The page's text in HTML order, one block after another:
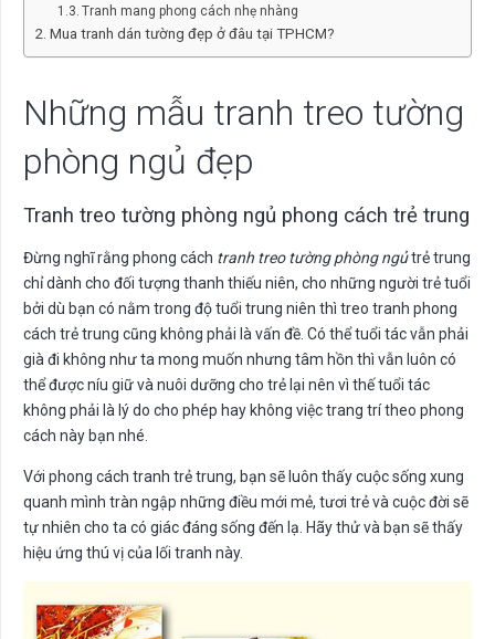
Tranh mang phong cách nhẹ nhàng
Mua tranh dán tường đẹp ở đâu tại TPHCM?
Những mẫu tranh treo tường
phòng ngủ đẹp
Tranh treo tường phòng ngủ phong cách trẻ trung
Đừng nghĩ rằng phong cách tranh treo tường phòng ngủtrẻ trung
chỉ dành cho đối tượng thanh thiếu niên, cho những người trẻ tuổi
bởi dù bạn có nằm trong độ tuổi trung niên thì treo tranh phong
cách trẻ trung cũng không phải là vấn đề. Có thể tuổi tác vẫn phải
già đi không như ta mong muốn nhưng tâm hồn thì vẫn luôn có
thể được níu giữ và nuôi dưỡng cho trẻ lại nên vì thế tuổi tác
không phải là lý do cho phép hay không việc trang trí theo phong
cách này bạn nhé.
Với phong cách tranh trẻ trung, bạn sẽ luôn thấy cuộc sống xung
quanh mình tràn ngập những điều mới mẻ, tươi trẻ và cuộc đời sẽ
tự nhiên cho ta có giác đáng sống đến lạ. Hãy thử và bạn sẽ thấy
hiệu ứng thú vị của lối tranh này.